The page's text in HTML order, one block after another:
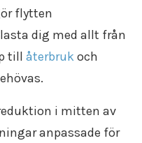
flytten
dig med allt från
till återbrukoch
i mitten av
anpassade för